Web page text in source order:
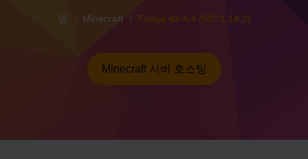
앱 Minecraft Forge 43.4.4 (MC 1.19.2)
Minecraft 서버 호스팅